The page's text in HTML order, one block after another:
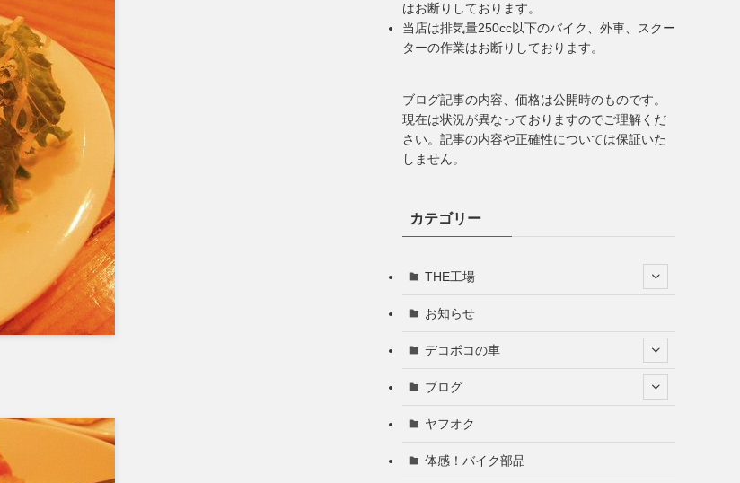
はお断りしております。
当店は排気量250cc以下のバイク、外車、スクー
ターの作業はお断りしております。
ブログ記事の内容、価格は公開時のものです。
現在は状況が異なっておりますのでご理解くだ
さい。記事の内容や正確性については保証いた
しません。
カテゴリー
THE工場
お知らせ
デコボコの車
ブログ
ヤフオク
体感！バイク部品